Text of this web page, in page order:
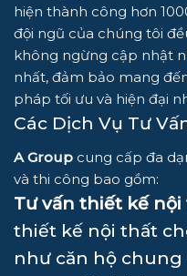
hiện thành công hơn
đội ngũ của chúng tôi
không ngừng cập nhật
nhất, đảm bảo mang
pháp tối ưu và hiện đại
Các Dịch Vụ Tư
A Group cung cấp đa
và thi công bao gồm:
Tư vấn thiết kế
thiết kế nội thất
như căn hộ